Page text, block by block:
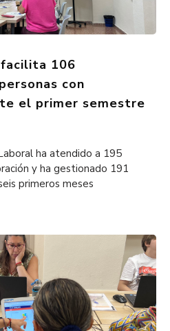
facilita 106
con
el primer semestre
ha atendido a 195
y ha gestionado 191
primeros meses